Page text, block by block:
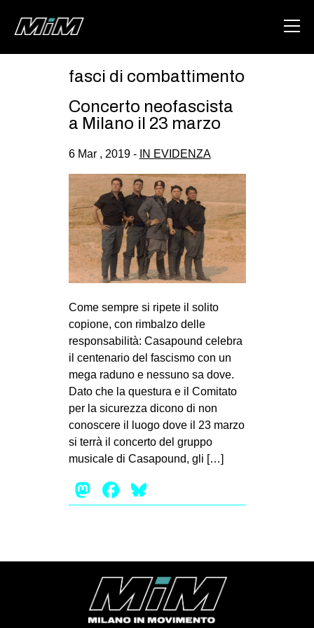
ABOUT
AREA
DEGENERAZIONE
GAZA FREESTYLE
CSOA LAMBRETTA
MSM
STUDENTI TSUNAMI
MILANO
MOBILITAZIONI
SPAZI
SPORT POPOLARE
MOVIMENTI
AMBIENTE
DIRITTO ALL’ABITARE
REPRESSIONE
STUDENTI
fasci di combattimento
Concerto neofascista
a Milano il 23 marzo
6 Mar , 2019 - IN EVIDENZA
Come sempre si ripete il solito
copione, con rimbalzo delle
responsabilità: Casapound celebra
il centenario del fascismo con un
mega raduno e nessuno sa dove.
Dato che la questura e il Comitato
per la sicurezza dicono di non
conoscere il luogo dove il 23 marzo
si terrà il concerto del gruppo
musicale di Casapound, gli […]
Mastodon
Facebook